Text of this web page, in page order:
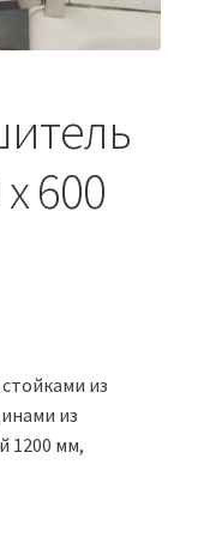
600
из
из
1200 мм,